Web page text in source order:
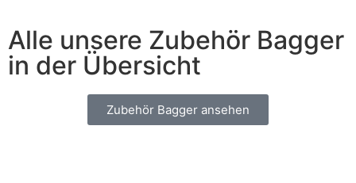
Alle unsere Zubehör Bagger
in der Übersicht
Zubehör Bagger ansehen